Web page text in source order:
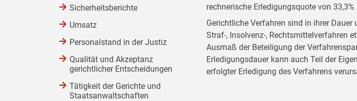
rechnerische Erledigungsquote von 33,3%
Gerichtliche Verfahren sind in ihrer
Straf-, Insolvenz-, Rechtsmittelverfahren
Ausmaß der Beteiligung der
Erledigungsdauer kann auch Teil der
erfolgter Erledigung des Verfahrens
Sicherheitsberichte
Umsatz
Personalstand in der Justiz
Qualität und Akzeptanz
gerichtlicher Entscheidungen
Tätigkeit der Gerichte und
Staatsanwaltschaften